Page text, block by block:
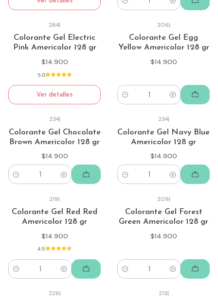
Cantidad
264|
Colorante Gel Electric
Pink Americolor 128 gr
$14.900
5.0
Ver detalles
206|
Colorante Gel Egg
Yellow Americolor 128 gr
$14.900
Cantidad
234|
Colorante Gel Chocolate
Brown Americolor 128 gr
$14.900
Cantidad
234|
Colorante Gel Navy Blue
Americolor 128 gr
$14.900
Cantidad
219|
Colorante Gel Red Red
Americolor 128 gr
$14.900
4.5
Cantidad
209|
Colorante Gel Forest
Green Americolor 128 gr
$14.900
Cantidad
226| 213|